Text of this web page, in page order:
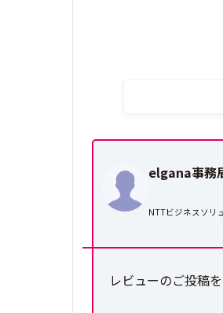
elgana事務
NTTビジネスソリ
レビューのご投稿